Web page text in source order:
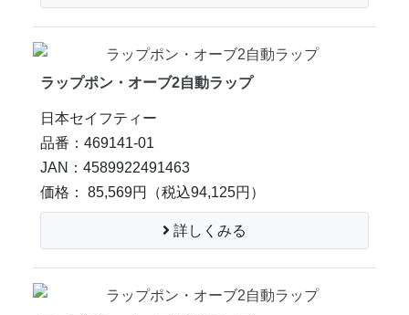
ラップポン・オーブ2自動ラップ
日本セイフティー
品番：469141-01
JAN：4589922491463
価格： 85,569円
（税込94,125円）
詳しくみる